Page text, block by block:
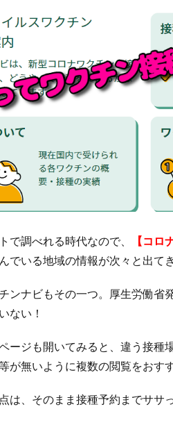
で調べれる時代なので、 【コ
でいる地域の情報が次々と出てき
ンナビもその一つ。厚生労働省
ない！
ージも開いてみると、違う接種
が無いように複数の閲覧をおす
は、そのまま接種予約までササ